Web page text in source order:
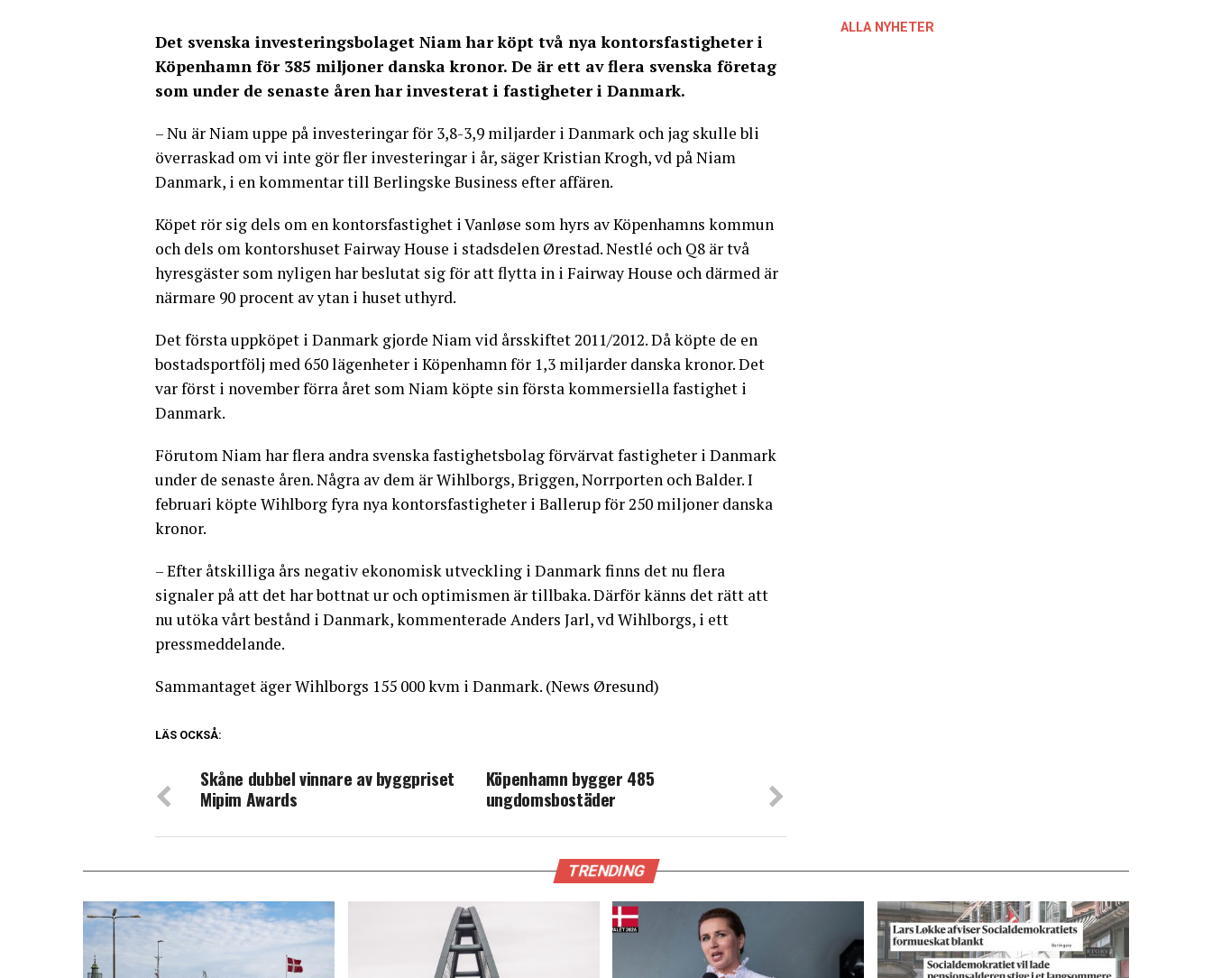
Det svenska investeringsbolaget Niam har köpt två nya kontorsfastigheter i
Köpenhamn för 385 miljoner danska kronor. De är ett av flera svenska företag
som under de senaste åren har investerat i fastigheter i Danmark.
– Nu är Niam uppe på investeringar för 3,8-3,9 miljarder i Danmark och jag skulle bli
överraskad om vi inte gör fler investeringar i år, säger Kristian Krogh, vd på Niam
Danmark, i en kommentar till Berlingske Business efter affären.
Köpet rör sig dels om en kontorsfastighet i Vanløse som hyrs av Köpenhamns kommun
och dels om kontorshuset Fairway House i stadsdelen Ørestad. Nestlé och Q8 är två
hyresgäster som nyligen har beslutat sig för att flytta in i Fairway House och därmed är
närmare 90 procent av ytan i huset uthyrd.
Det första uppköpet i Danmark gjorde Niam vid årsskiftet 2011/2012. Då köpte de en
bostadsportfölj med 650 lägenheter i Köpenhamn för 1,3 miljarder danska kronor. Det
var först i november förra året som Niam köpte sin första kommersiella fastighet i
Danmark.
Förutom Niam har flera andra svenska fastighetsbolag förvärvat fastigheter i Danmark
under de senaste åren. Några av dem är Wihlborgs, Briggen, Norrporten och Balder. I
februari köpte Wihlborg fyra nya kontorsfastigheter i Ballerup för 250 miljoner danska
kronor.
– Efter åtskilliga års negativ ekonomisk utveckling i Danmark finns det nu flera
signaler på att det har bottnat ur och optimismen är tillbaka. Därför känns det rätt att
nu utöka vårt bestånd i Danmark, kommenterade Anders Jarl, vd Wihlborgs, i ett
pressmeddelande.
Sammantaget äger Wihlborgs 155 000 kvm i Danmark. (News Øresund)
LÄS OCKSÅ:
Köpenhamn bygger 485
ungdomsbostäder
Skåne dubbel vinnare av byggpriset
Mipim Awards
ALLA NYHETER
TRENDING